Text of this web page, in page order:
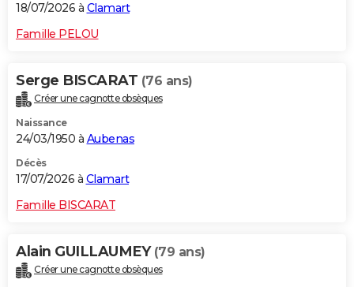
18/07/2026 à Clamart
Famille PELOU
Serge BISCARAT (76 ans)
Créer une cagnotte obsèques
Naissance
24/03/1950 à Aubenas
Décès
17/07/2026 à Clamart
Famille BISCARAT
Alain GUILLAUMEY (79 ans)
Créer une cagnotte obsèques